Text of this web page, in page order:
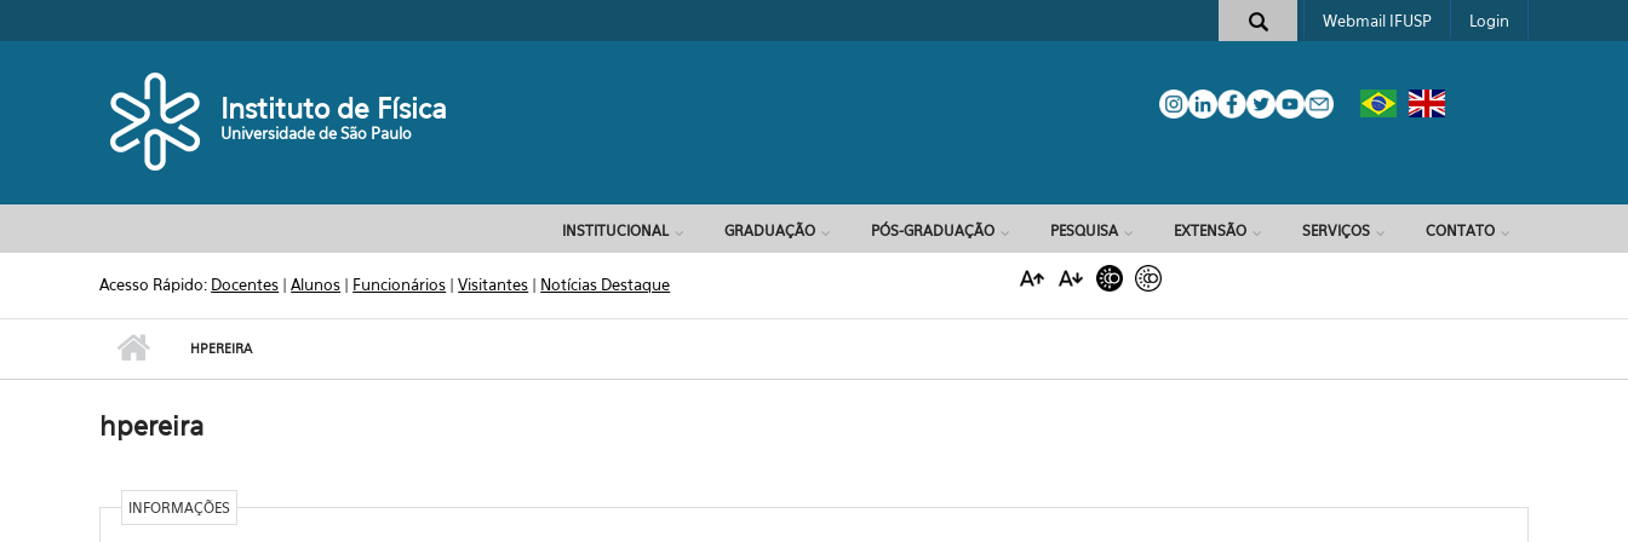
Formulário de busca
Webmail IFUSP Login
Instituto de Física
Universidade de São Paulo
INSTITUCIONAL GRADUAÇÃO PÓS-GRADUAÇÃO PESQUISA EXTENSÃO SERVIÇOS CONTATO
Acesso Rápido: Docentes |Alunos | Funcionários |Visitantes | Notícias Destaque
HPEREIRA
hpereira
INFORMAÇÕES